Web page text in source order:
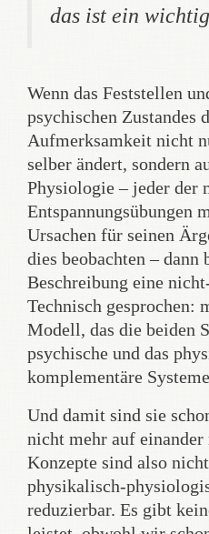
das ist ein
Wenn das Feststellen
psychischen Zustandes
Aufmerksamkeit nicht
selber ändert, sondern
Physiologie – jeder der
Entspannungsübungen
Ursachen für seinen
dies beobachten –
Beschreibung eine
Technisch gesprochen:
Modell, das die beiden
psychische und das
komplementäre
Und damit sind sie
nicht mehr auf
Konzepte sind also
physikalisch-
reduzierbar. Es gibt